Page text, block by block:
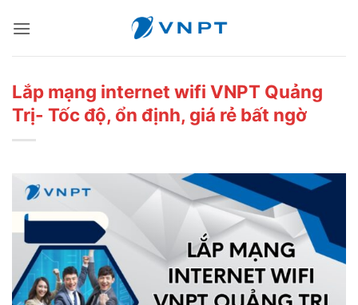
qua
Lắp mạng internet wifi VNPT Quảng
Trị- Tốc độ, ổn định, giá rẻ bất ngờ